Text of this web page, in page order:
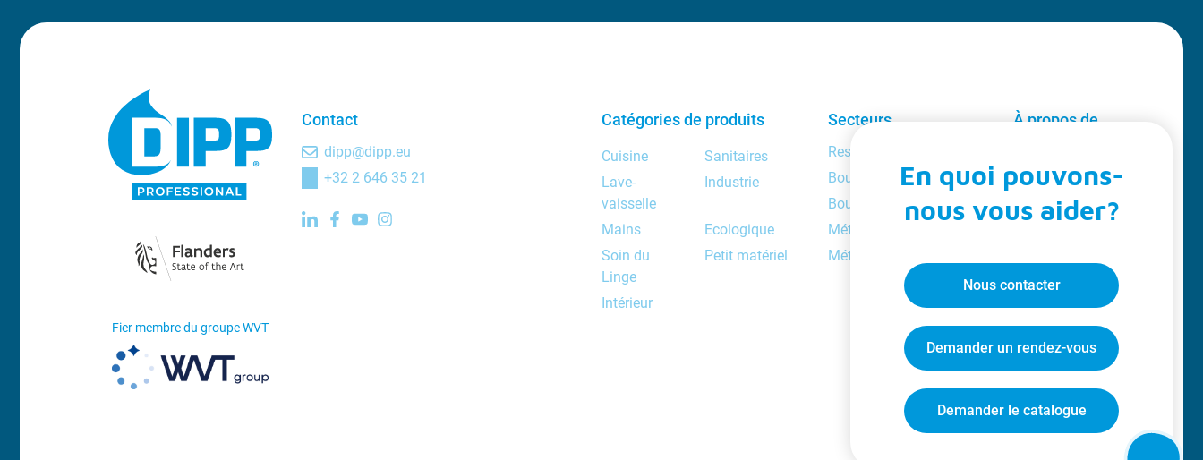
Fier membre du groupe WVT
Contact
dipp@dipp.eu
+32 2 646 35 21
Catégories de produits
Cuisine
Lave-
vaisselle
Mains
Soin du
Linge
Intérieur
Sanitaires
Industrie
Ecologique
Petit matériel
Secteurs
Restaurateur / traiteur
Boulanger / pâtissier
Boucher
Métiers de l’industrie
Métiers des institutions
À propos de
À propos de
nous
Loyalty
Vidéos
Offres
Blog
En quoi pouvons-
nous vous aider?
Nous contacter
Demander un rendez-vous
Demander le catalogue